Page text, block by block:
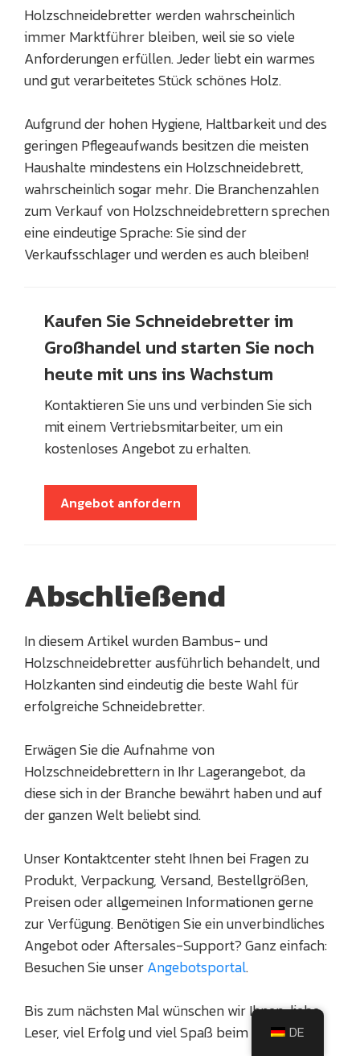
Holzschneidebretter werden wahrscheinlich
immer Marktführer bleiben, weil sie so viele
Anforderungen erfüllen. Jeder liebt ein warmes
und gut verarbeitetes Stück schönes Holz.
Aufgrund der hohen Hygiene, Haltbarkeit und des
geringen Pflegeaufwands besitzen die meisten
Haushalte mindestens ein Holzschneidebrett,
wahrscheinlich sogar mehr. Die Branchenzahlen
zum Verkauf von Holzschneidebrettern sprechen
eine eindeutige Sprache: Sie sind der
Verkaufsschlager und werden es auch bleiben!
Kaufen Sie Schneidebretter im
Großhandel und starten Sie noch
heute mit uns ins Wachstum
Kontaktieren Sie uns und verbinden Sie sich
mit einem Vertriebsmitarbeiter, um ein
kostenloses Angebot zu erhalten.
Angebot anfordern
Abschließend
In diesem Artikel wurden Bambus- und
Holzschneidebretter ausführlich behandelt, und
Holzkanten sind eindeutig die beste Wahl für
erfolgreiche Schneidebretter.
Erwägen Sie die Aufnahme von
Holzschneidebrettern in Ihr Lagerangebot, da
diese sich in der Branche bewährt haben und auf
der ganzen Welt beliebt sind.
Unser Kontaktcenter steht Ihnen bei Fragen zu
Produkt, Verpackung, Versand, Bestellgrößen,
Preisen oder allgemeinen Informationen gerne
zur Verfügung. Benötigen Sie ein unverbindliches
Angebot oder Aftersales-Support? Ganz einfach:
Besuchen Sie unserAngebotsportal.
Bis zum nächsten Mal wünschen wir Ihnen, liebe
Leser, viel Erfolg und viel Spaß beim Verkaufen!
DE